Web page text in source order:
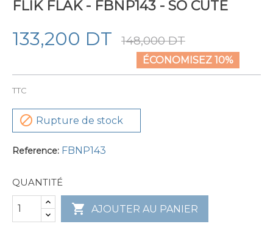
FLIK FLAK - FBNP143 - SO CUTE
133,200 DT 148,000 DT
ÉCONOMISEZ 10%
TTC
 Rupture de stock
Reference: FBNP143
QUANTITÉ
 AJOUTER AU PANIER